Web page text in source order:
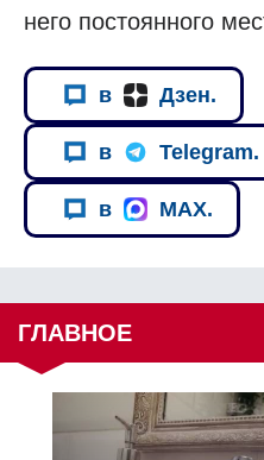
него постоянного
в Дзен.
в Telegram.
в MAX.
ГЛАВНОЕ